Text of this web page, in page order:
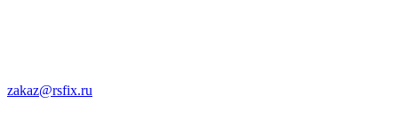
zakaz@rsfix.ru